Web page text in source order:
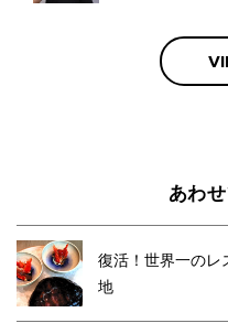
あわ
復活！世界一のレ
地